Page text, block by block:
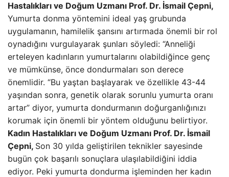
Hastalıkları ve Doğum Uzmanı Prof. Dr. İsmail Çepni,
Yumurta donma yöntemini ideal yaş grubunda
uygulamanın, hamilelik şansını artırmada önemli bir rol
oynadığını vurgulayarak şunları söyledi: “Anneliği
erteleyen kadınların yumurtalarını olabildiğince genç
ve mümkünse, önce dondurmaları son derece
önemlidir. “Bu yaştan başlayarak ve özellikle 43-44
yaşından sonra, genetik olarak sorunlu yumurta oranı
artar” diyor, yumurta dondurmanın doğurganlığınızı
korumak için önemli bir yöntem olduğunu belirtiyor.
Kadın Hastalıkları ve Doğum Uzmanı Prof. Dr. İsmail
Çepni, Son 30 yılda geliştirilen teknikler sayesinde
bugün çok başarılı sonuçlara ulaşılabildiğini iddia
ediyor. Peki yumurta dondurma işleminden her kadın